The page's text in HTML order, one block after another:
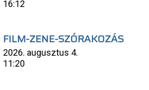
16:12
FILM-ZENE-SZÓRAKOZÁS
2026. augusztus 4.
11:20